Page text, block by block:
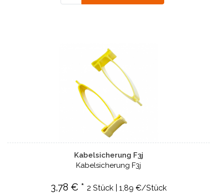
Kabelsicherung F3j
Kabelsicherung F3j
3,78 € * 2 Stück | 1,89 €/Stück